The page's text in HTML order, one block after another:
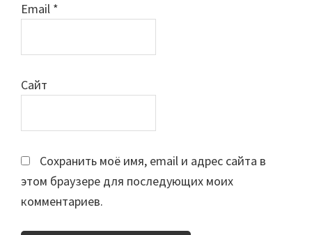
Email *
Сайт
Сохранить моё имя, email и адрес сайта в
этом браузере для последующих моих
комментариев.